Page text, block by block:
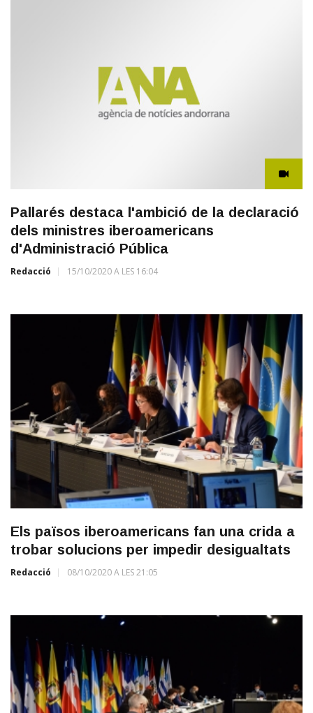
Pallarés destaca l'ambició de la declaració
dels ministres iberoamericans
d'Administració Pública
Redacció 15/10/2020 A LES 16:04
Els països iberoamericans fan una crida a
trobar solucions per impedir desigualtats
Redacció 08/10/2020 A LES 21:05